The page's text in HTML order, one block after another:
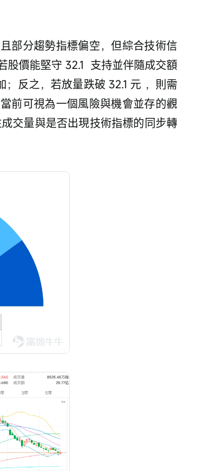
部分趨勢指標偏空，但綜合技術信
價能堅守 32.1  支持並伴隨成交額
反之，若放量跌破 32.1 元 ，則需
前可視為一個風險與機會並存的觀
交量與是否出現技術指標的同步轉